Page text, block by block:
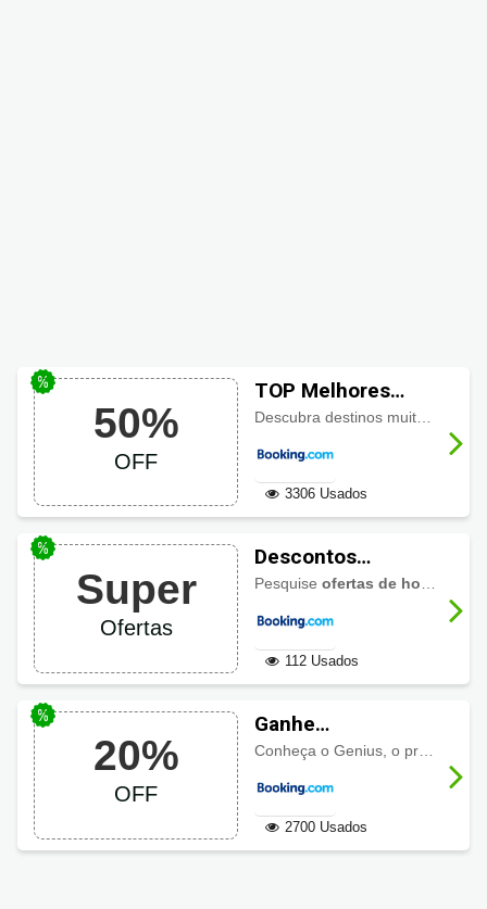
50%
OFF
TOP Melhores
hotéis do Brasil
com até 50% OFF
Descubra destinos muito procurados pelos viajantes do Brasil, Faça login e
3306 Usados
Super
Ofertas
Descontos
Booking.com:
Ofertas sazonais e
de férias
Pesquiseofertas de hotéis no Booking.com
112 Usados
20%
OFF
Ganhe
recompensas e
20% com
programa Genius
2700 Usados